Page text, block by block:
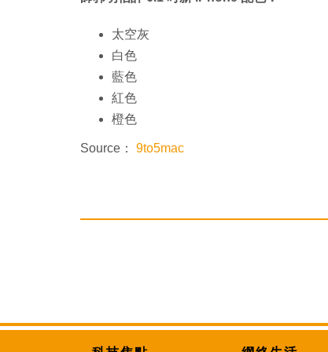
太空灰
白色
藍色
紅色
橙色
Source： 9to5mac